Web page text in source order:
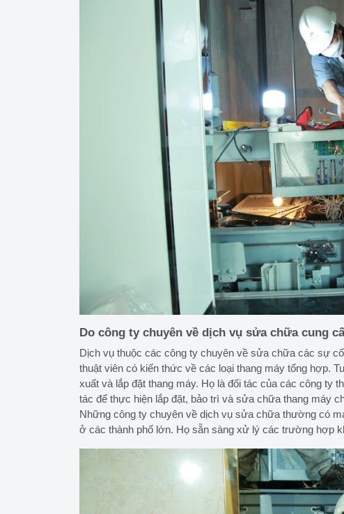
Do công ty chuyên về dịch vụ sửa chữa cung
Dịch vụ thuộc các công ty chuyên về sửa chữa các sự
thuật viên có kiến thức về các loại thang máy tổng hợp.
xuất và lắp đặt thang máy. Họ là đối tác của các công ty
tác để thực hiện lắp đặt, bảo trì và sửa chữa thang máy
Những công ty chuyên về dịch vụ sửa chữa thường có
ở các thành phố lớn. Họ sẵn sàng xử lý các trường hợp